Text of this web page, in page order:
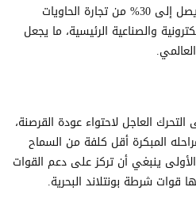
وأضاف أن البحر الأحمر يمثل ما يصل إلى 30% من تجارة الحاويات
والصناعية الرئيسية، ما يجعل
التحرك العاجل لاحتواء عودة القرصنة،
المبكرة أقل كلفة من السماح
ينبغي أن تركز على دعم القوات
قوات شرطة بونتلاند البحرية.